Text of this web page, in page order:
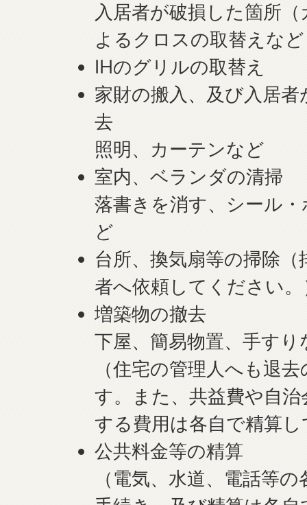
入居者が破損した箇所
よるクロスの取替えな
IHのグリルの取替え
家財の搬入、及び入居
去
照明、カーテンなど
室内、ベランダの清掃
落書きを消す、シール
ど
台所、換気扇等の掃除
者へ依頼してください。
増築物の撤去
下屋、簡易物置、手すり
（住宅の管理人へも退
す。また、共益費や自
する費用は各自で精算
公共料金等の精算
（電気、水道、電話等